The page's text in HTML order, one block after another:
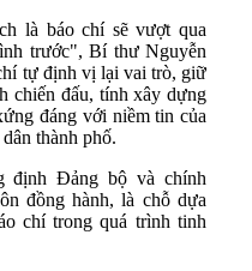
là báo chí sẽ vượt qua
trước", Bí thư Nguyễn
tự định vị lại vai trò, giữ
chiến đấu, tính xây dựng
đáng với niềm tin của
thành phố.
định Đảng bộ và chính
đồng hành, là chỗ dựa
chí trong quá trình tinh